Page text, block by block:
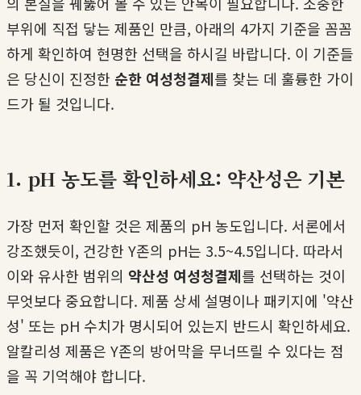
부위에 직접 닿는 제품인 만큼, 아래의 4가지 기준을 꼼꼼
하게 확인하여 현명한 선택을 하시길 바랍니다. 이 기준들
은 당신이 진정한 순한 여성청결제를 찾는 데 훌륭한 가이
드가 될 것입니다.
1. pH 농도를 확인하세요: 약산성은 기본
가장 먼저 확인할 것은 제품의 pH 농도입니다. 서론에서
강조했듯이, 건강한 Y존의 pH는 3.5~4.5입니다. 따라서
이와 유사한 범위의 약산성 여성청결제를 선택하는 것이
무엇보다 중요합니다. 제품 상세 설명이나 패키지에 '약산
성' 또는 pH 수치가 명시되어 있는지 반드시 확인하세요.
알칼리성 제품은 Y존의 방어막을 무너뜨릴 수 있다는 점
을 꼭 기억해야 합니다.